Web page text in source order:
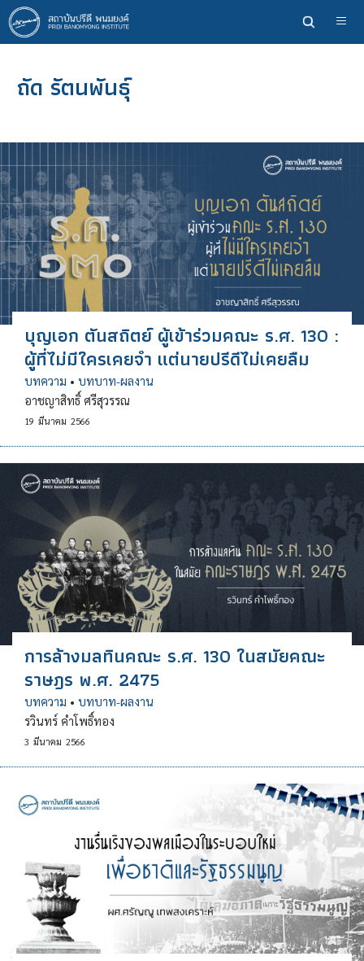
ข้าม
ไป
ยัง
หลักถัด รัตนพันธุ์
บุญเอก ตันสถิตย์ ผู้เข้าร่วมคณะ ร.ศ. 130 :
ผู้ที่ไม่มีใครเคยจำ แต่นายปรีดีไม่เคยลืม
บทความ • บทบาท-ผลงาน
อาชญาสิทธิ์ ศรีสุวรรณ
19 มีนาคม 2566
การล้างมลทินคณะ ร.ศ. 130 ในสมัยคณะ
ราษฎร พ.ศ. 2475
บทความ • บทบาท-ผลงาน
รวินทร์ คำโพธิ์ทอง
3 มีนาคม 2566